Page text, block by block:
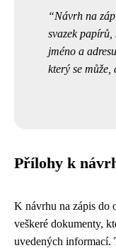
Návrh na
svazek papírů,
jméno a
který se může,
Přílohy k
K návrhu na zápis do
veškeré dokumenty,
uvedených informací.